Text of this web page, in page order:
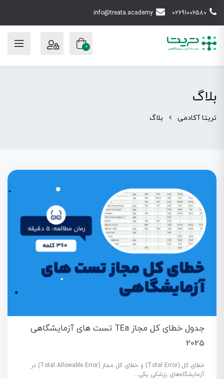
02691006580
info@treata.academy
0
بلاگ
تریتا آکادمی بلاگ
جدول خطای کل مجاز TEa تست های آزمایشگاهی
2025
خطای کل (Total Error) و خطای کل مجاز (Total Allowable Error) در
آزمایشگاه‌های پزشکی یکی...